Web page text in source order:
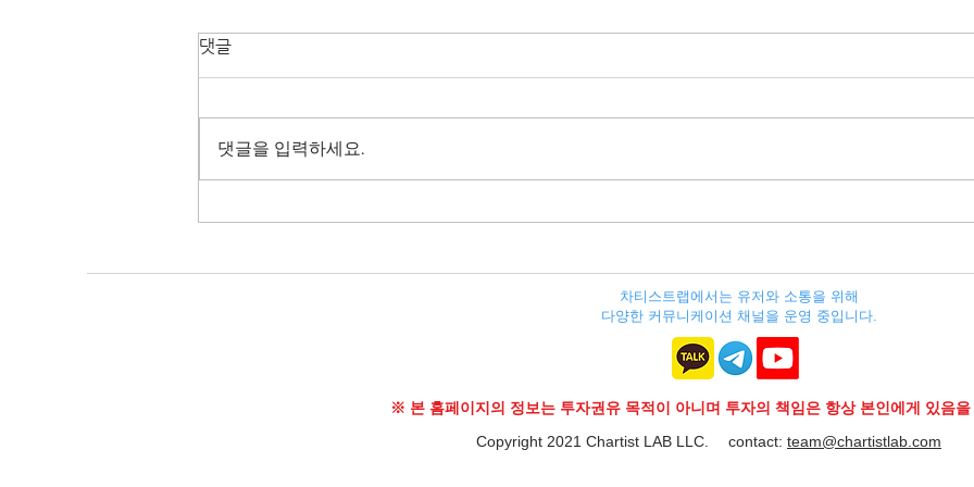
댓글
댓글을 입력하세요.
차티스트랩에서는 유저와 소통을 위해
다양한 커뮤니케이션 채널을 운영 중입니다.
※ 본 홈페이지의 정보는 투자권유 목적이 아니며 투자의 책임은 항상 본인에게 있음
Copyright 2021 Chartist LAB LLC. contact: team@chartistlab.com